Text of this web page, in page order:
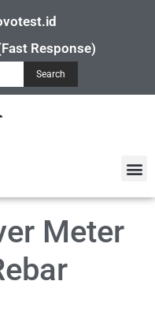
Response)
Search
Meter